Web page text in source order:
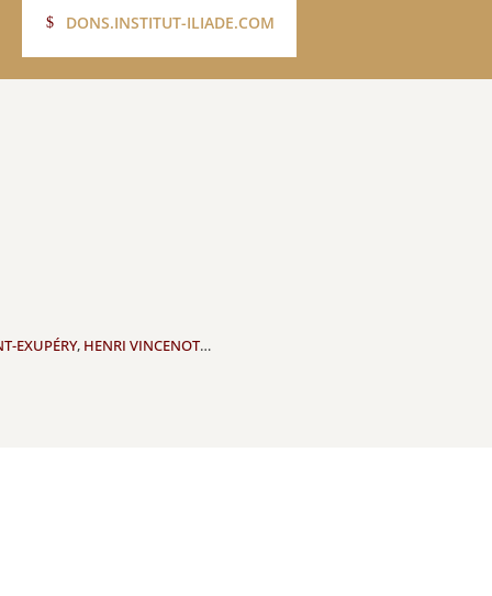
DONS.INSTITUT-ILIADE.COM
EXUPÉRY, HENRI VINCENOT…